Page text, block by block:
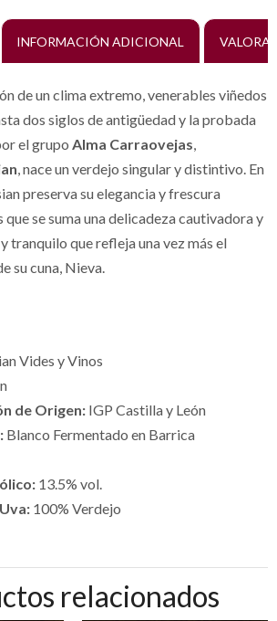
INFORMACIÓN ADICIONAL
de un clima extremo, venerables viñedos
dos siglos de antigüedad y la probada
el grupo Alma Carraovejas
, nace un verdejo singular y distintivo. En
preserva su elegancia y frescura
se suma una delicadeza cautivadora y
tranquilo que refleja una vez más el
su cuna, Nieva.
Vides y Vinos
de Origen: IGP Castilla y León
Blanco Fermentado en Barrica
13.5% vol.
100% Verdejo
relacionados